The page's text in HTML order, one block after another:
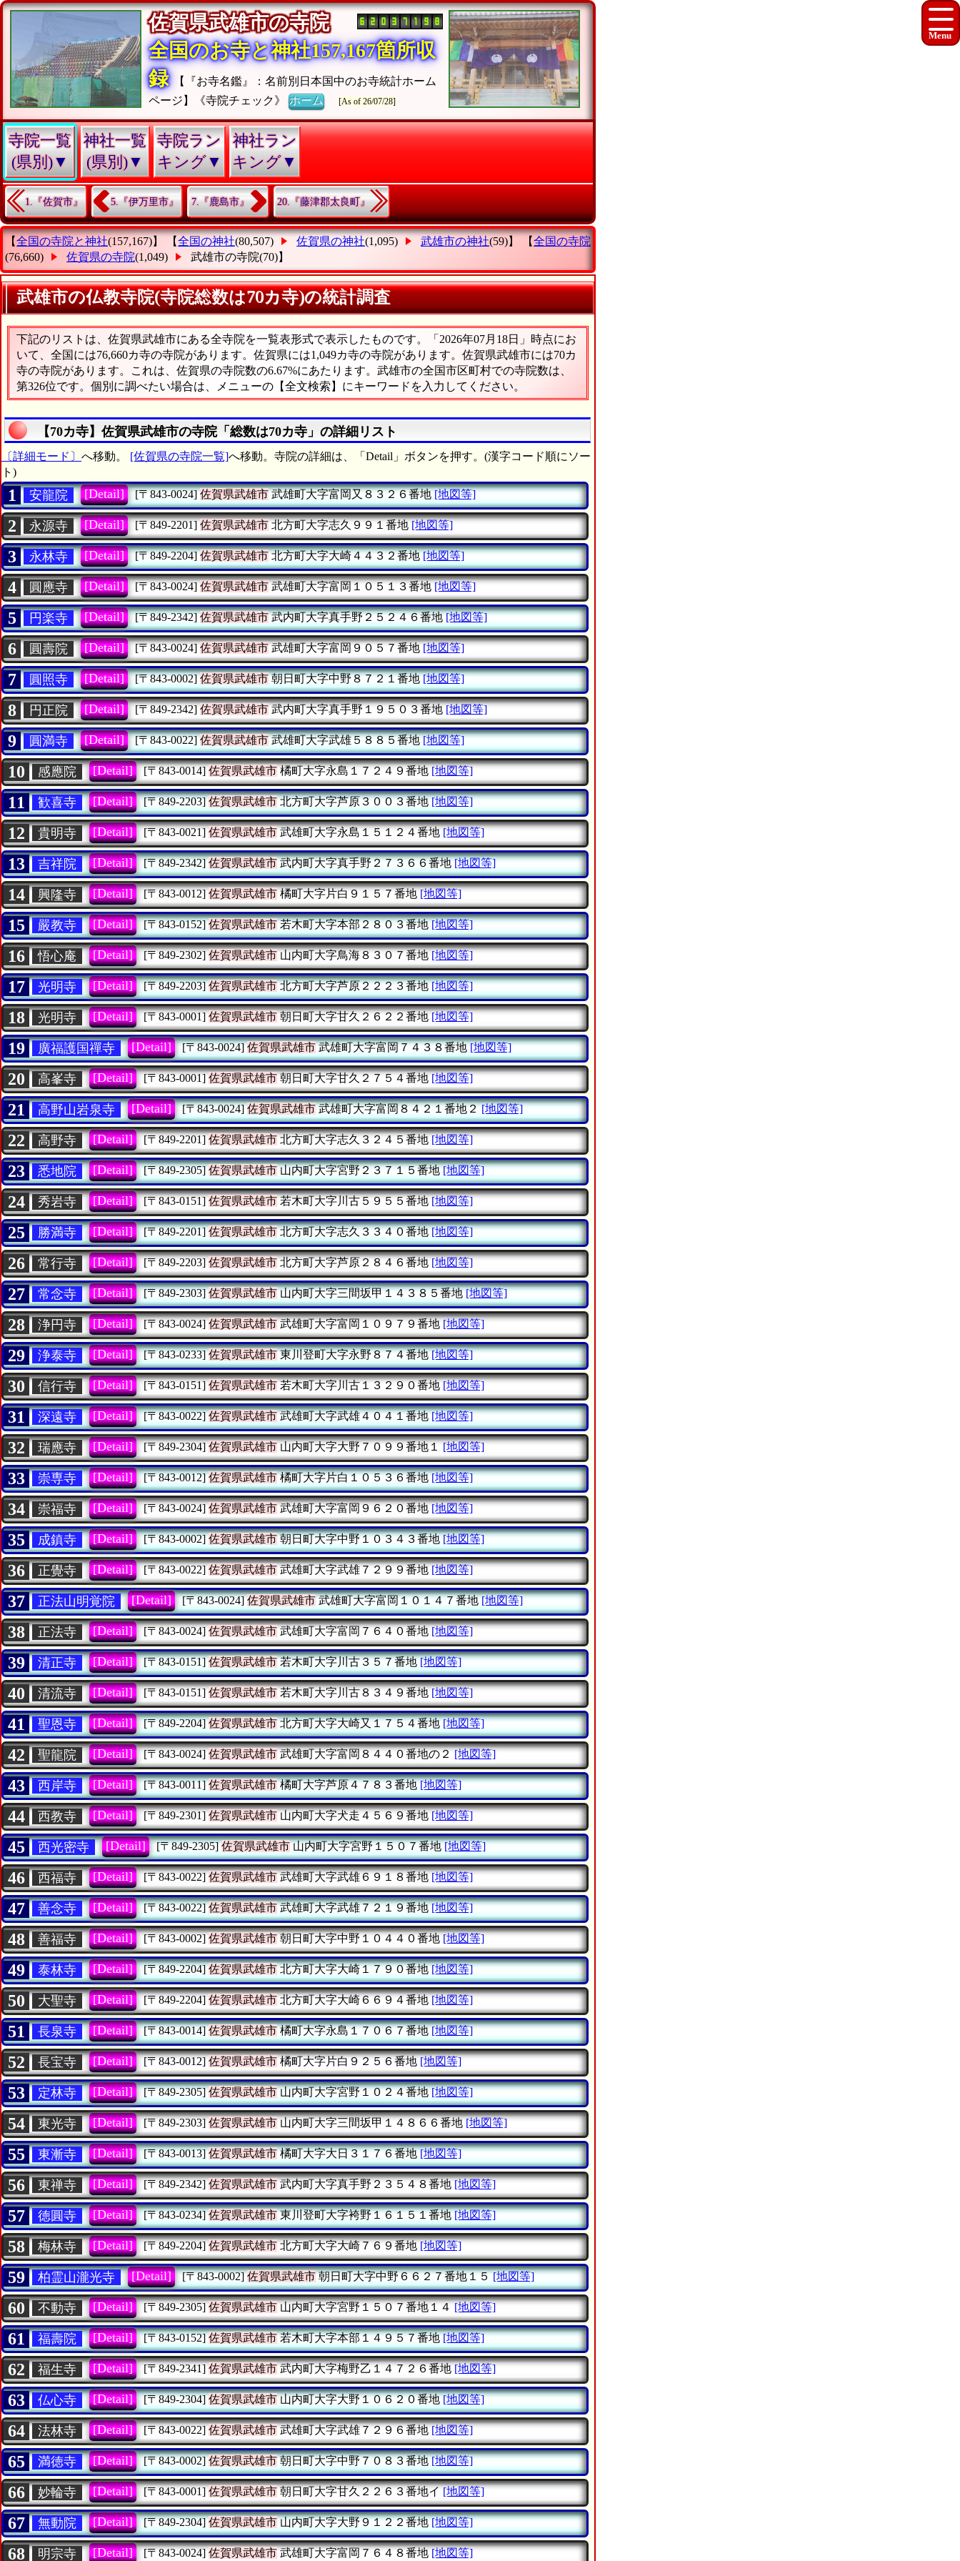
佐賀県武雄市の寺院
全国のお寺と神社157,167箇所収
録
【『お寺名鑑』：名前別日本国中のお寺統計ホーム
ページ】《寺院チェック》ホーム [As of 26/07/28]
寺院一覧
(県別)▼
神社一覧
(県別)▼
寺院ラン
キング▼
神社ラン
キング▼
1.『佐賀市』 5.『伊万里市』 7.『鹿島市』 20.『藤津郡太良町』
【全国の寺院と神社(157,167)】 【全国の神社(80,507) 佐賀県の神社(1,095) 武雄市の神社(59)】 【全国の寺院
(76,660)
佐賀県の寺院(1,049) 武雄市の寺院(70)】
武雄市の仏教寺院(寺院総数は70カ寺)の統計調査
下記のリストは、佐賀県武雄市にある全寺院を一覧表形式で表示したものです。「2026年07月18日」時点にお
いて、全国には76,660カ寺の寺院があります。佐賀県には1,049カ寺の寺院があります。佐賀県武雄市には70カ
寺の寺院があります。これは、佐賀県の寺院数の6.67%にあたります。武雄市の全国市区町村での寺院数は、
第326位です。個別に調べたい場合は、メニューの【全文検索】にキーワードを入力してください。
【70カ寺】佐賀県武雄市の寺院「総数は70カ寺」の詳細リスト
〔詳細モード〕 へ移動。 [佐賀県の寺院一覧]へ移動。寺院の詳細は、「Detail」ボタンを押す。(漢字コード順にソー
ト)
1 安龍院 [Detail] [〒843-0024] 佐賀県武雄市武雄町大字富岡又８３２６番地 [地図等]
2 永源寺 [Detail] [〒849-2201] 佐賀県武雄市北方町大字志久９９１番地 [地図等]
3 永林寺 [Detail] [〒849-2204] 佐賀県武雄市北方町大字大崎４４３２番地 [地図等]
4 圓應寺 [Detail] [〒843-0024] 佐賀県武雄市武雄町大字富岡１０５１３番地 [地図等]
5 円楽寺 [Detail] [〒849-2342] 佐賀県武雄市武内町大字真手野２５２４６番地 [地図等]
6 圓壽院 [Detail] [〒843-0024] 佐賀県武雄市武雄町大字富岡９０５７番地 [地図等]
7 圓照寺 [Detail] [〒843-0002] 佐賀県武雄市朝日町大字中野８７２１番地 [地図等]
8 円正院 [Detail] [〒849-2342] 佐賀県武雄市武内町大字真手野１９５０３番地 [地図等]
9 圓満寺 [Detail] [〒843-0022] 佐賀県武雄市武雄町大字武雄５８８５番地 [地図等]
10 感應院 [Detail] [〒843-0014] 佐賀県武雄市橘町大字永島１７２４９番地 [地図等]
11 歓喜寺 [Detail] [〒849-2203] 佐賀県武雄市北方町大字芦原３００３番地 [地図等]
12 貴明寺 [Detail] [〒843-0021] 佐賀県武雄市武雄町大字永島１５１２４番地 [地図等]
13 吉祥院 [Detail] [〒849-2342] 佐賀県武雄市武内町大字真手野２７３６６番地 [地図等]
14 興隆寺 [Detail] [〒843-0012] 佐賀県武雄市橘町大字片白９１５７番地 [地図等]
15 嚴教寺 [Detail] [〒843-0152] 佐賀県武雄市若木町大字本部２８０３番地 [地図等]
16 悟心庵 [Detail] [〒849-2302] 佐賀県武雄市山内町大字鳥海８３０７番地 [地図等]
17 光明寺 [Detail] [〒849-2203] 佐賀県武雄市北方町大字芦原２２２３番地 [地図等]
18 光明寺 [Detail] [〒843-0001] 佐賀県武雄市朝日町大字甘久２６２２番地 [地図等]
19 廣福護国禪寺 [Detail] [〒843-0024] 佐賀県武雄市武雄町大字富岡７４３８番地 [地図等]
20 高峯寺 [Detail] [〒843-0001] 佐賀県武雄市朝日町大字甘久２７５４番地 [地図等]
21 高野山岩泉寺 [Detail] [〒843-0024] 佐賀県武雄市武雄町大字富岡８４２１番地２ [地図等]
22 高野寺 [Detail] [〒849-2201] 佐賀県武雄市北方町大字志久３２４５番地 [地図等]
23 悉地院 [Detail] [〒849-2305] 佐賀県武雄市山内町大字宮野２３７１５番地 [地図等]
24 秀岩寺 [Detail] [〒843-0151] 佐賀県武雄市若木町大字川古５９５５番地 [地図等]
25 勝満寺 [Detail] [〒849-2201] 佐賀県武雄市北方町大字志久３３４０番地 [地図等]
26 常行寺 [Detail] [〒849-2203] 佐賀県武雄市北方町大字芦原２８４６番地 [地図等]
27 常念寺 [Detail] [〒849-2303] 佐賀県武雄市山内町大字三間坂甲１４３８５番地 [地図等]
28 浄円寺 [Detail] [〒843-0024] 佐賀県武雄市武雄町大字富岡１０９７９番地 [地図等]
29 浄泰寺 [Detail] [〒843-0233] 佐賀県武雄市東川登町大字永野８７４番地 [地図等]
30 信行寺 [Detail] [〒843-0151] 佐賀県武雄市若木町大字川古１３２９０番地 [地図等]
31 深遠寺 [Detail] [〒843-0022] 佐賀県武雄市武雄町大字武雄４０４１番地 [地図等]
32 瑞應寺 [Detail] [〒849-2304] 佐賀県武雄市山内町大字大野７０９９番地１ [地図等]
33 崇専寺 [Detail] [〒843-0012] 佐賀県武雄市橘町大字片白１０５３６番地 [地図等]
34 崇福寺 [Detail] [〒843-0024] 佐賀県武雄市武雄町大字富岡９６２０番地 [地図等]
35 成鎮寺 [Detail] [〒843-0002] 佐賀県武雄市朝日町大字中野１０３４３番地 [地図等]
36 正覺寺 [Detail] [〒843-0022] 佐賀県武雄市武雄町大字武雄７２９９番地 [地図等]
37 正法山明覚院 [Detail] [〒843-0024] 佐賀県武雄市武雄町大字富岡１０１４７番地 [地図等]
38 正法寺 [Detail] [〒843-0024] 佐賀県武雄市武雄町大字富岡７６４０番地 [地図等]
39 清正寺 [Detail] [〒843-0151] 佐賀県武雄市若木町大字川古３５７番地 [地図等]
40 清流寺 [Detail] [〒843-0151] 佐賀県武雄市若木町大字川古８３４９番地 [地図等]
41 聖恩寺 [Detail] [〒849-2204] 佐賀県武雄市北方町大字大崎又１７５４番地 [地図等]
42 聖龍院 [Detail] [〒843-0024] 佐賀県武雄市武雄町大字富岡８４４０番地の２ [地図等]
43 西岸寺 [Detail] [〒843-0011] 佐賀県武雄市橘町大字芦原４７８３番地 [地図等]
44 西教寺 [Detail] [〒849-2301] 佐賀県武雄市山内町大字犬走４５６９番地 [地図等]
45 西光密寺 [Detail] [〒849-2305] 佐賀県武雄市山内町大字宮野１５０７番地 [地図等]
46 西福寺 [Detail] [〒843-0022] 佐賀県武雄市武雄町大字武雄６９１８番地 [地図等]
47 善念寺 [Detail] [〒843-0022] 佐賀県武雄市武雄町大字武雄７２１９番地 [地図等]
48 善福寺 [Detail] [〒843-0002] 佐賀県武雄市朝日町大字中野１０４４０番地 [地図等]
49 泰林寺 [Detail] [〒849-2204] 佐賀県武雄市北方町大字大崎１７９０番地 [地図等]
50 大聖寺 [Detail] [〒849-2204] 佐賀県武雄市北方町大字大崎６６９４番地 [地図等]
51 長泉寺 [Detail] [〒843-0014] 佐賀県武雄市橘町大字永島１７０６７番地 [地図等]
52 長宝寺 [Detail] [〒843-0012] 佐賀県武雄市橘町大字片白９２５６番地 [地図等]
53 定林寺 [Detail] [〒849-2305] 佐賀県武雄市山内町大字宮野１０２４番地 [地図等]
54 東光寺 [Detail] [〒849-2303] 佐賀県武雄市山内町大字三間坂甲１４８６６番地 [地図等]
55 東漸寺 [Detail] [〒843-0013] 佐賀県武雄市橘町大字大日３１７６番地 [地図等]
56 東禅寺 [Detail] [〒849-2342] 佐賀県武雄市武内町大字真手野２３５４８番地 [地図等]
57 徳圓寺 [Detail] [〒843-0234] 佐賀県武雄市東川登町大字袴野１６１５１番地 [地図等]
58 梅林寺 [Detail] [〒849-2204] 佐賀県武雄市北方町大字大崎７６９番地 [地図等]
59 柏霊山瀧光寺 [Detail] [〒843-0002] 佐賀県武雄市朝日町大字中野６６２７番地１５ [地図等]
60 不動寺 [Detail] [〒849-2305] 佐賀県武雄市山内町大字宮野１５０７番地１４ [地図等]
61 福壽院 [Detail] [〒843-0152] 佐賀県武雄市若木町大字本部１４９５７番地 [地図等]
62 福生寺 [Detail] [〒849-2341] 佐賀県武雄市武内町大字梅野乙１４７２６番地 [地図等]
63 仏心寺 [Detail] [〒849-2304] 佐賀県武雄市山内町大字大野１０６２０番地 [地図等]
64 法林寺 [Detail] [〒843-0022] 佐賀県武雄市武雄町大字武雄７２９６番地 [地図等]
65 満徳寺 [Detail] [〒843-0002] 佐賀県武雄市朝日町大字中野７０８３番地 [地図等]
66 妙輪寺 [Detail] [〒843-0001] 佐賀県武雄市朝日町大字甘久２２６３番地イ [地図等]
67 無動院 [Detail] [〒849-2304] 佐賀県武雄市山内町大字大野９１２２番地 [地図等]
68 明宗寺 [Detail] [〒843-0024] 佐賀県武雄市武雄町大字富岡７６４８番地 [地図等]